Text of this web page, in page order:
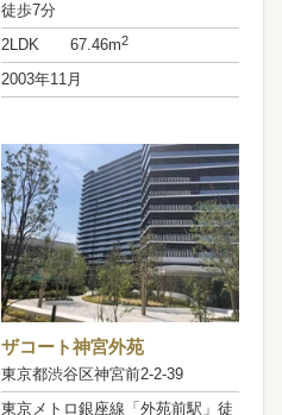
徒歩7分
2LDK 67.46m2
2003年11月
ザコート神宮外苑
東京都渋谷区神宮前2-2-39
東京メトロ銀座線「外苑前駅」徒